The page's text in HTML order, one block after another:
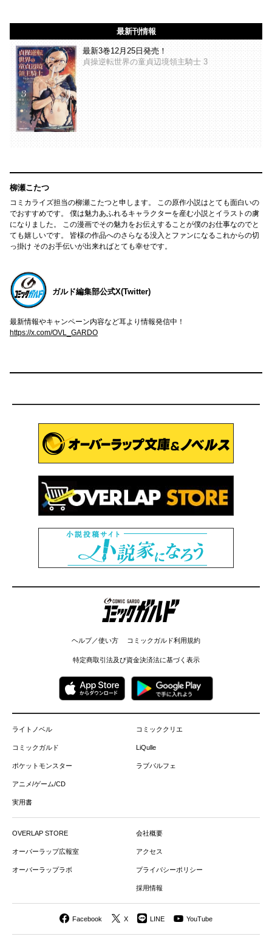
最新刊情報
最新3巻12月25日発売！
貞操逆転世界の童貞辺境領主騎士 3
柳瀬こたつ
コミカライズ担当の柳瀬こたつと申します。 この原作小説はとても面白いの
でおすすめです。 僕は魅力あふれるキャラクターを産む小説とイラストの虜
になりました。 この漫画でその魅力をお伝えすることが僕のお仕事なのでと
ても嬉しいです。 皆様の作品へのさらなる没入とファンになるこれからの切
っ掛け そのお手伝いが出来ればとても幸せです。
ガルド編集部公式X(Twitter)
最新情報やキャンペーン内容など耳より情報発信中！
https://x.com/OVL_GARDO
コミックガルド
ヘルプ／使い方 コミックガルド利用規約
特定商取引法及び資金決済法に基づく表示
ライトノベル
コミックガルド
ポケットモンスター
アニメ/ゲーム/CD
実用書
コミッククリエ
LiQulle
ラブパルフェ
OVERLAP STORE
オーバーラップ広報室
オーバーラップラボ
会社概要
アクセス
プライバシーポリシー
採用情報
Facebook X LINE YouTube